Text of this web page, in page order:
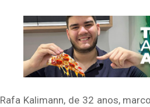
Rafa Kalimann, de 32 anos,